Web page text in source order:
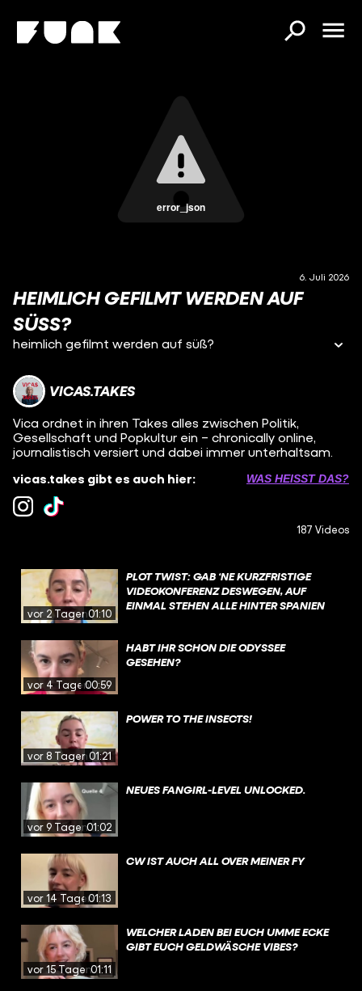
error_json
6. Juli 2026
HEIMLICH GEFILMT WERDEN AUF
SÜSS?
heimlich gefilmt werden auf süß?
VICAS.TAKES
Vica ordnet in ihren Takes alles zwischen Politik,
Gesellschaft und Popkultur ein – chronically online,
journalistisch versiert und dabei immer unterhaltsam.
vicas.takes gibt es auch hier:
WAS HEISST DAS?
187 Videos
vor 2 Tagen01:10
PLOT TWIST: GAB ‘NE KURZFRISTIGE
VIDEOKONFERENZ DESWEGEN, AUF
EINMAL STEHEN ALLE HINTER SPANIEN
vor 4 Tagen00:59
HABT IHR SCHON DIE ODYSSEE
GESEHEN?
vor 8 Tagen01:21
POWER TO THE INSECTS!
vor 9 Tagen01:02
NEUES FANGIRL-LEVEL UNLOCKED.
vor 14 Tagen01:13
CW IST AUCH ALL OVER MEINER FY
vor 15 Tagen01:11
WELCHER LADEN BEI EUCH UMME ECKE
GIBT EUCH GELDWÄSCHE VIBES?